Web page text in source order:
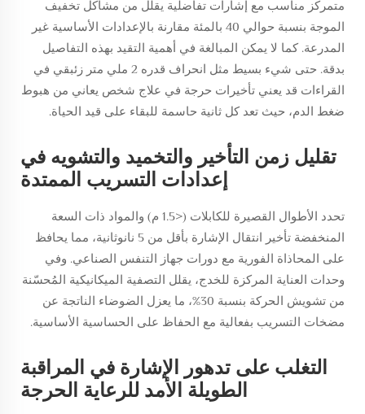
متمركز مناسب مع إشارات تفاضلية يقلل من مشاكل تخفيف
الموجة بنسبة حوالي 40 بالمئة مقارنة بالإعدادات الأساسية غير
المدرعة. كما لا يمكن المبالغة في أهمية التقيد بهذه التفاصيل
بدقة. حتى شيء بسيط مثل انحراف قدره 2 ملي متر زئبقي في
القراءات قد يعني تأخيرات حرجة في علاج شخص يعاني من هبوط
ضغط الدم، حيث تعد كل ثانية حاسمة للبقاء على قيد الحياة.
تقليل زمن التأخير والتخميد والتشويه في
إعدادات التسريب الممتدة
تحدد الأطوال القصيرة للكابلات (<1.5 م) والمواد ذات السعة
المنخفضة تأخير انتقال الإشارة بأقل من 5 نانوثانية، مما يحافظ
على المحاذاة الفورية مع دورات جهاز التنفس الصناعي. وفي
وحدات العناية المركزة للخدج، يقلل التصفية الميكانيكية المُحسّنة
من تشويش الحركة بنسبة 30%، ما يعزل الضوضاء الناتجة عن
مضخات التسريب بفعالية مع الحفاظ على الحساسية الأساسية.
التغلب على تدهور الإشارة في المراقبة
الطويلة الأمد للرعاية الحرجة